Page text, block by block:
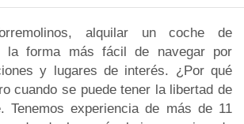
alquilar un coche de
la forma más fácil de navegar por
y lugares de interés. ¿Por qué
cuando se puede tener la libertad de
Tenemos experiencia de más de 11